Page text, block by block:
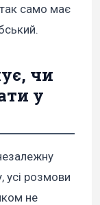
так само має
чи
у
усі розмови
не